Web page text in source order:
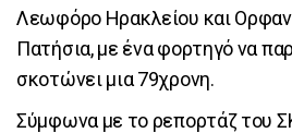
Λεωφόρο Ηρακλείου και
Πατήσια, με ένα φορτηγό να
σκοτώνει μια 79χρονη.
Σύμφωνα με το ρεπορτάζ του